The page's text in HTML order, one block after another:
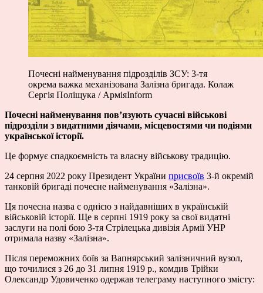
Почесні найменування підрозділів ЗСУ: 3-тя
окрема важка механізована Залізна бригада. Колаж
Сергія Поліщука / АрміяInform
Почесні найменування пов’язують сучасні військові
підрозділи з видатними діячами, місцевостями чи подіями
української історії.
Це формує спадкоємність та власну військову традицію.
24 серпня 2022 року Президент України присвоїв 3-й окремій
танковій бригаді почесне найменування «Залізна».
Ця почесна назва є однією з найдавніших в українській
військовій історії. Ще в серпні 1919 року за свої видатні
заслуги на полі бою 3-тя Стрілецька дивізія Армії УНР
отримала назву «Залізна».
Після переможних боїв за Вапнярський залізничний вузол,
що точилися з 26 до 31 липня 1919 р., комдив Трійки
Олександр Удовиченко одержав телеграму наступного змісту: